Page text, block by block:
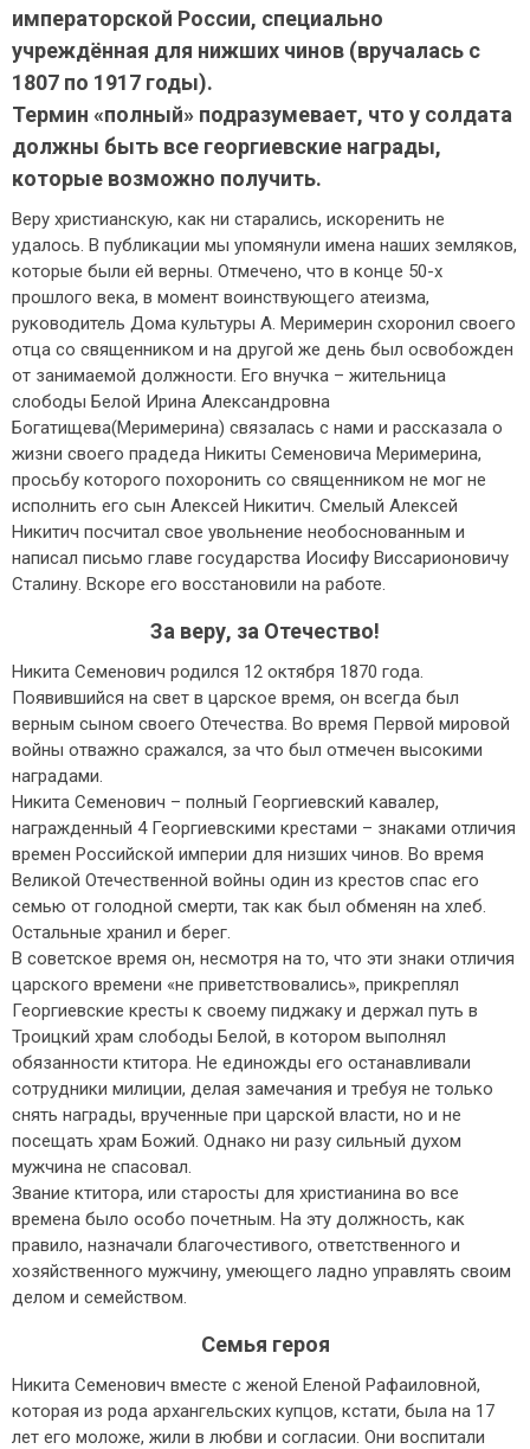
императорской России, специально
учреждённая для нижших чинов (вручалась с
1807 по 1917 годы).
Термин «полный» подразумевает, что у солдата
должны быть все георгиевские награды,
которые возможно получить.
Веру христианскую, как ни старались, искоренить не
удалось. В публикации мы упомянули имена наших земляков,
которые были ей верны. Отмечено, что в конце 50-х
прошлого века, в момент воинствующего атеизма,
руководитель Дома культуры А. Меримерин схоронил своего
отца со священником и на другой же день был освобожден
от занимаемой должности. Его внучка – жительница
слободы Белой Ирина Александровна
Богатищева(Меримерина) связалась с нами и рассказала о
жизни своего прадеда Никиты Семеновича Меримерина,
просьбу которого похоронить со священником не мог не
исполнить его сын Алексей Никитич. Смелый Алексей
Никитич посчитал свое увольнение необоснованным и
написал письмо главе государства Иосифу Виссарионовичу
Сталину. Вскоре его восстановили на работе.
За веру, за Отечество!
Никита Семенович родился 12 октября 1870 года.
Появившийся на свет в царское время, он всегда был
верным сыном своего Отечества. Во время Первой мировой
войны отважно сражался, за что был отмечен высокими
наградами.
Никита Семенович – полный Георгиевский кавалер,
награжденный 4 Георгиевскими крестами – знаками отличия
времен Российской империи для низших чинов. Во время
Великой Отечественной войны один из крестов спас его
семью от голодной смерти, так как был обменян на хлеб.
Остальные хранил и берег.
В советское время он, несмотря на то, что эти знаки отличия
царского времени «не приветствовались», прикреплял
Георгиевские кресты к своему пиджаку и держал путь в
Троицкий храм слободы Белой, в котором выполнял
обязанности ктитора. Не единожды его останавливали
сотрудники милиции, делая замечания и требуя не только
снять награды, врученные при царской власти, но и не
посещать храм Божий. Однако ни разу сильный духом
мужчина не спасовал.
Звание ктитора, или старосты для христианина во все
времена было особо почетным. На эту должность, как
правило, назначали благочестивого, ответственного и
хозяйственного мужчину, умеющего ладно управлять своим
делом и семейством.
Семья героя
Никита Семенович вместе с женой Еленой Рафаиловной,
которая из рода архангельских купцов, кстати, была на 17
лет его моложе, жили в любви и согласии. Они воспитали